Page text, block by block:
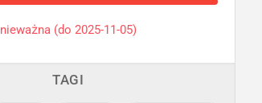
nieważna (do 2025-11-05)
TAGI